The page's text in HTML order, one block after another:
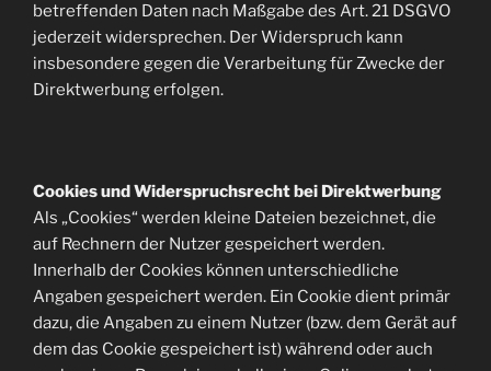
betreffenden Daten nach Maßgabe des Art. 21 DSGVO
jederzeit widersprechen. Der Widerspruch kann
insbesondere gegen die Verarbeitung für Zwecke der
Direktwerbung erfolgen.
Cookies und Widerspruchsrecht bei Direktwerbung
Als „Cookies“ werden kleine Dateien bezeichnet, die
auf Rechnern der Nutzer gespeichert werden.
Innerhalb der Cookies können unterschiedliche
Angaben gespeichert werden. Ein Cookie dient primär
dazu, die Angaben zu einem Nutzer (bzw. dem Gerät auf
dem das Cookie gespeichert ist) während oder auch